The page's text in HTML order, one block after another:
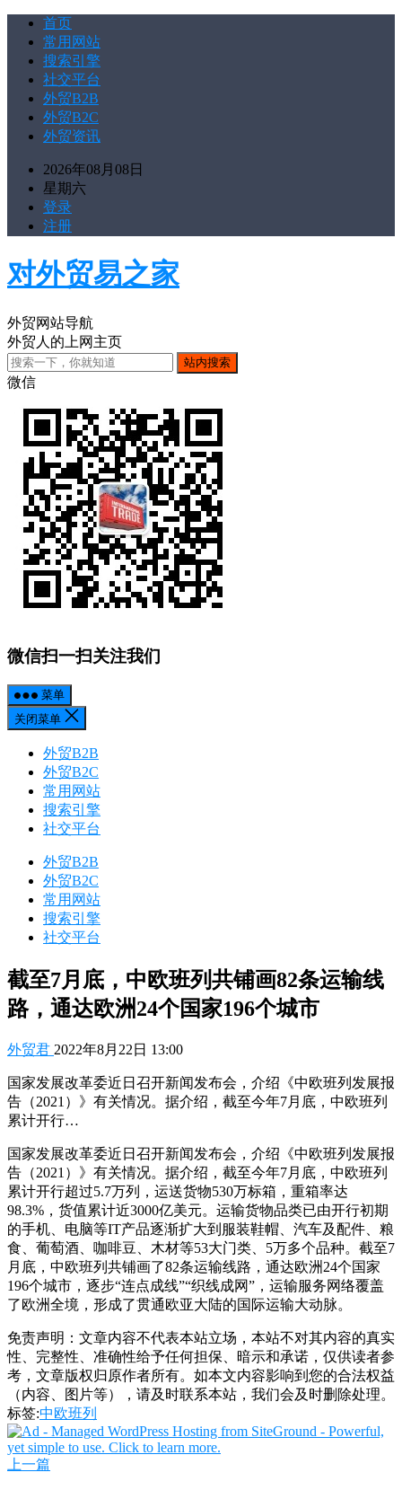
首页
常用网站
搜索引擎
社交平台
外贸B2B
外贸B2C
外贸资讯
2026年08月08日
星期六
登录
注册
对外贸易之家
外贸网站导航
外贸人的上网主页
微信
微信扫一扫关注我们
菜单
关闭菜单
外贸B2B
外贸B2C
常用网站
搜索引擎
社交平台
外贸B2B
外贸B2C
常用网站
搜索引擎
社交平台
截至7月底，中欧班列共铺画82条运输线
路，通达欧洲24个国家196个城市
外贸君 2022年8月22日 13:00
国家发展改革委近日召开新闻发布会，介绍《中欧班列发展报
告（2021）》有关情况。据介绍，截至今年7月底，中欧班列
累计开行…
国家发展改革委近日召开新闻发布会，介绍《中欧班列发展报
告（2021）》有关情况。据介绍，截至今年7月底，中欧班列
累计开行超过5.7万列，运送货物530万标箱，重箱率达
98.3%，货值累计近3000亿美元。运输货物品类已由开行初期
的手机、电脑等IT产品逐渐扩大到服装鞋帽、汽车及配件、粮
食、葡萄酒、咖啡豆、木材等53大门类、5万多个品种。截至7
月底，中欧班列共铺画了82条运输线路，通达欧洲24个国家
196个城市，逐步“连点成线”“织线成网”，运输服务网络覆盖
了欧洲全境，形成了贯通欧亚大陆的国际运输大动脉。
免责声明：文章内容不代表本站立场，本站不对其内容的真实
性、完整性、准确性给予任何担保、暗示和承诺，仅供读者参
考，文章版权归原作者所有。如本文内容影响到您的合法权益
（内容、图片等），请及时联系本站，我们会及时删除处理。
标签:中欧班列
上一篇